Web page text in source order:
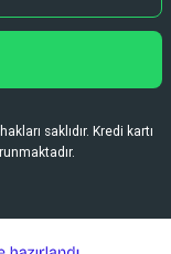
saklıdır. Kredi kartı